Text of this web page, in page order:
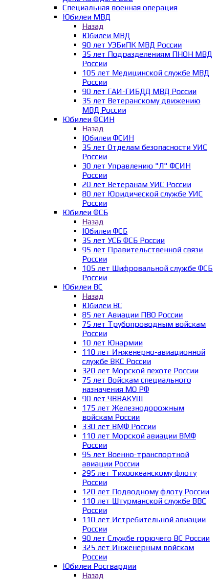
Специальная военная операция
Юбилеи МВД
Назад
Юбилеи МВД
90 лет УЭБиПК МВД России
35 лет Подразделениям ПНОН МВД
России
105 лет Медицинской службе МВД
России
90 лет ГАИ-ГИБДД МВД России
35 лет Ветеранскому движению
МВД России
Юбилеи ФСИН
Назад
Юбилеи ФСИН
35 лет Отделам безопасности УИС
России
30 лет Управлению "Л" ФСИН
России
20 лет Ветеранам УИС России
80 лет Юридической службе УИС
России
Юбилеи ФСБ
Назад
Юбилеи ФСБ
35 лет УСБ ФСБ России
95 лет Правительственной связи
России
105 лет Шифровальной службе ФСБ
России
Юбилеи ВС
Назад
Юбилеи ВС
85 лет Авиации ПВО России
75 лет Трубопроводным войскам
России
10 лет Юнармии
110 лет Инженерно-авиационной
службе ВКС России
320 лет Морской пехоте России
75 лет Войскам специального
назначения МО РФ
90 лет ЧВВАКУШ
175 лет Железнодорожным
войскам России
330 лет ВМФ России
110 лет Морской авиации ВМФ
России
95 лет Военно-транспортной
авиации России
295 лет Тихоокеанскому флоту
России
120 лет Подводному флоту России
110 лет Штурманской службе ВВС
России
110 лет Истребительной авиации
России
90 лет Службе горючего ВС России
325 лет Инженерным войскам
России
Юбилеи Росгвардии
Назад